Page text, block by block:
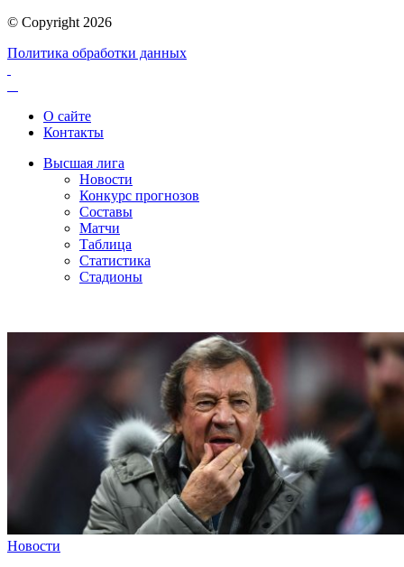
© Copyright 2026
Политика обработки данных
О сайте
Контакты
Высшая лига
Новости
Конкурс прогнозов
Составы
Матчи
Таблица
Статистика
Стадионы
Новости